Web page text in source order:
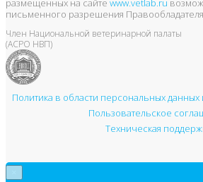
размещенных на сайте www.vetlab.ru
письменного разрешения Правообладателя
Член Национальной ветеринарной палаты
(АСРО НВП)
Политика в области персональных
Пользовательское
Техническая